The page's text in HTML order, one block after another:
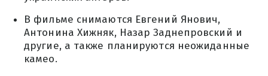
В фильме снимаются Евгений Янович,
Антонина Хижняк, Назар Заднепровский и
другие, а также планируются неожиданные
камео.